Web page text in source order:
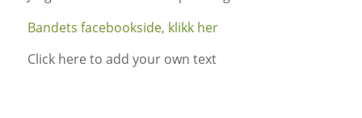
Bandets facebookside, klikk her
Click here to add your own text